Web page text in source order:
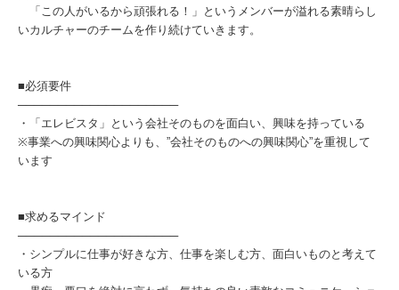
「この人がいるから頑張れる！」というメンバーが溢れる素晴らし
いカルチャーのチームを作り続けていきます。
■必須要件
────────────────────
・「エレビスタ」という会社そのものを面白い、興味を持っている
※事業への興味関心よりも、”会社そのものへの興味関心”を重視して
います
■求めるマインド
────────────────────
・シンプルに仕事が好きな方、仕事を楽しむ方、面白いものと考えて
いる方